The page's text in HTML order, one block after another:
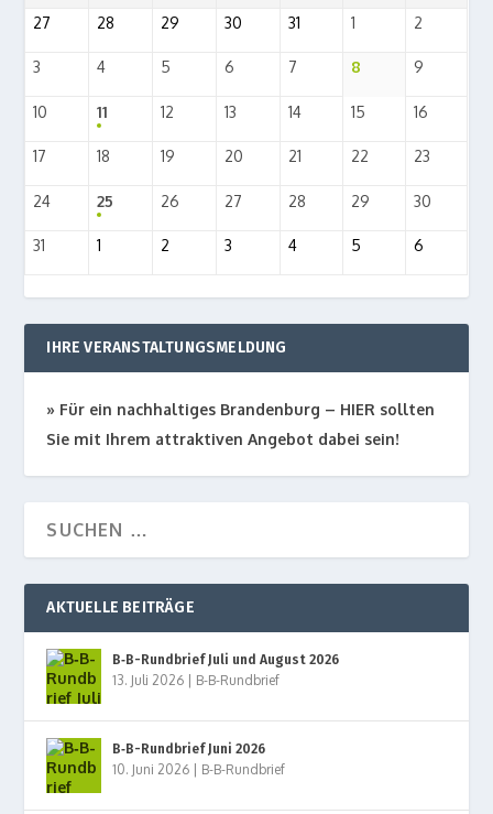
27 28 29 30 31 1 2
3 4 5 6 7 8 9
10 11 12 13 14 15 16
17 18 19 20 21 22 23
24 25 26 27 28 29 30
31 1 2 3 4 5 6
IHRE VERANSTALTUNGSMELDUNG
» Für ein nach­hal­ti­ges Bran­den­burg – HIER soll­ten
Sie mit Ihrem attrak­ti­ven Ange­bot dabei sein!
AKTUELLE BEITRÄGE
B‑B-Rundbrief Juli und August 2026
13. Juli 2026 | B-B-Rundbrief
B‑B-Rundbrief Juni 2026
10. Juni 2026 | B-B-Rundbrief